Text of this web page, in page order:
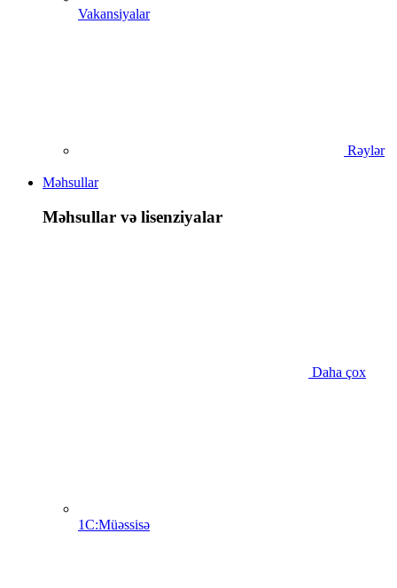
Vakansiyalar
Rəylər
Məhsullar
Məhsullar və lisenziyalar
Daha çox
1C:Müəssisə